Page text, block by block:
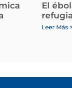
El
Leer Más